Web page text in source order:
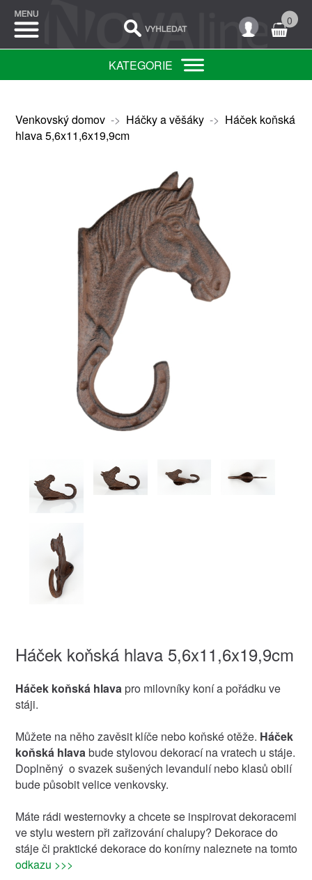
0
KATEGORIE
Venkovský domov-> Háčky a věšáky-> Háček koňská
hlava 5,6x11,6x19,9cm
Háček koňská hlava 5,6x11,6x19,9cm
Háček koňská hlavapro milovníky koní a pořádku ve
stáji.
Můžete na něho zavěsit klíče nebo koňské otěže. Háček
koňská hlavabude stylovou dekorací na vratech u stáje.
Doplněný o svazek sušených levandulí nebo klasů obilí
bude působit velice venkovsky.
Máte rádi westernovky a chcete se inspirovat dekoracemi
ve stylu western při zařizování chalupy? Dekorace do
stáje či praktické dekorace do konírny naleznete na tomto
odkazu >>>